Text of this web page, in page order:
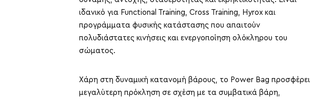
ιδανικό για Functional Training, Cross Training, Hyrox και
προγράμματα φυσικής κατάστασης που απαιτούν
πολυδιάστατες κινήσεις και ενεργοποίηση ολόκληρου του
σώματος.
Χάρη στη δυναμική κατανομή βάρους, το Power Bag προσφέρει
μεγαλύτερη πρόκληση σε σχέση με τα συμβατικά βάρη,